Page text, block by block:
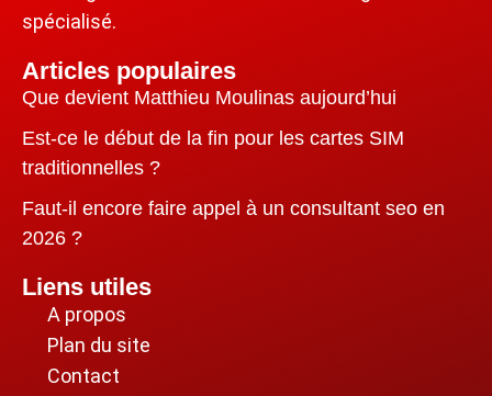
spécialisé.
Articles populaires
Que devient Matthieu Moulinas aujourd’hui
Est-ce le début de la fin pour les cartes SIM
traditionnelles ?
Faut-il encore faire appel à un consultant seo en
2026 ?
Liens utiles
A propos
Plan du site
Contact